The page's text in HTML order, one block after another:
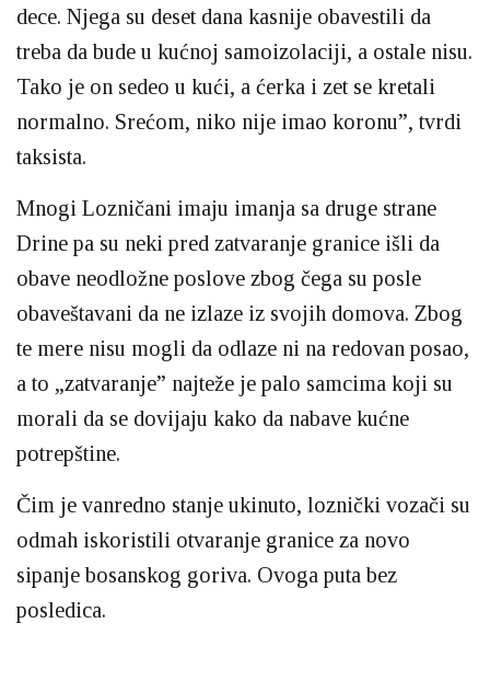
dece. Njega su deset dana kasnije obavestili da
treba da bude u kućnoj samoizolaciji, a ostale nisu.
Tako je on sedeo u kući, a ćerka i zet se kretali
normalno. Srećom, niko nije imao koronu”, tvrdi
taksista.
Mnogi Lozničani imaju imanja sa druge strane
Drine pa su neki pred zatvaranje granice išli da
obave neodložne poslove zbog čega su posle
obaveštavani da ne izlaze iz svojih domova. Zbog
te mere nisu mogli da odlaze ni na redovan posao,
a to „zatvaranje” najteže je palo samcima koji su
morali da se dovijaju kako da nabave kućne
potrepštine.
Čim je vanredno stanje ukinuto, loznički vozači su
odmah iskoristili otvaranje granice za novo
sipanje bosanskog goriva. Ovoga puta bez
posledica.